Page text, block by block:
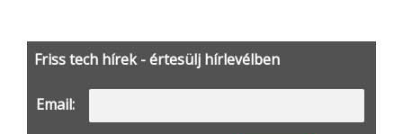
Friss tech hírek - értesülj hírlevélben
Email: